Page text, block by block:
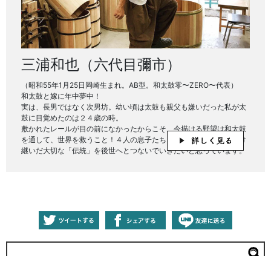
三浦和也（六代目彌市）
（昭和55年1月25日岡崎生まれ。AB型。和太鼓零〜ZERO〜代表）
和太鼓と嫁に年中夢中！
実は、長男ではなく次男坊。幼い頃は太鼓も親父も嫌いだった私が太
鼓に目覚めたのは２４歳の時。
敷かれたレールが目の前になかったからこそ、今描ける野望は和太鼓
を通して、世界を救うこと！４人の息子たちもみんな太鼓打ち！受け
継いだ大切な「伝統」を後世へとつないでいきたいと思っています。